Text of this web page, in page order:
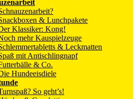
& Lunchpakete
Klassiker: Kong!
mehr Kauspielzeuge
& Leckmatten
mit Antischlingnapf
& Co.
Hundeeisdiele
So geht’s!